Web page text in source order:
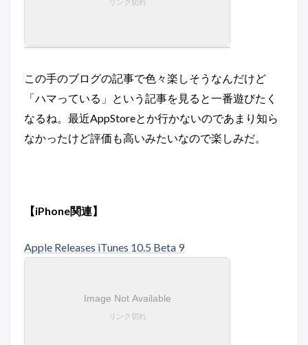
この手のブログの記事で色々楽しそうなんだけど
「ハマっている」という記事を見ると一番遊びたく
なるね。最近AppStoreとか行かないのであまり知ら
なかったけど評価も高いみたいなので楽しみだ。
【iPhone関連】
Apple Releases iTunes 10.5 Beta 9